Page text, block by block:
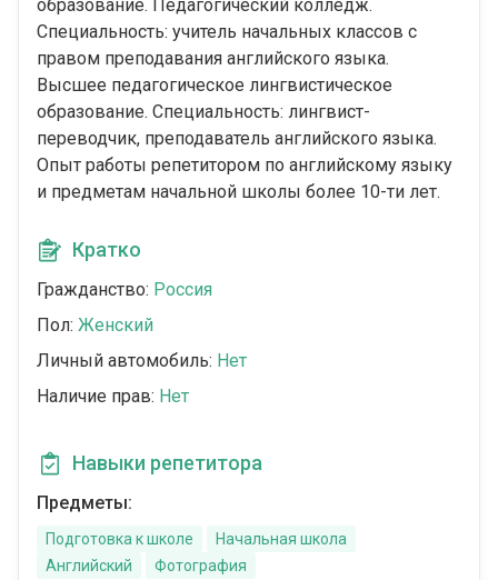
образование. Педагогический колледж.
Специальность: учитель начальных классов с
правом преподавания английского языка.
Высшее педагогическое лингвистическое
образование. Специальность: лингвист-
переводчик, преподаватель английского языка.
Опыт работы репетитором по английскому языку
и предметам начальной школы более 10-ти лет.
Кратко
Гражданство: Россия
Пол: Женский
Личный автомобиль: Нет
Наличие прав: Нет
Навыки репетитора
Предметы:
Подготовка к школе
Начальная школа
Английский
Фотография